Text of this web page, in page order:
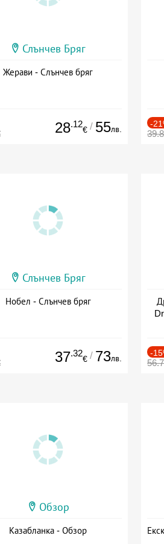
Слънчев Бряг
Жерави - Слънчев бряг
28.12
€ / 55лв.
-
Слънчев Бряг
Нобел - Слънчев бряг
37.32
€ / 73лв.
-
Обзор
Казабланка - Обзор